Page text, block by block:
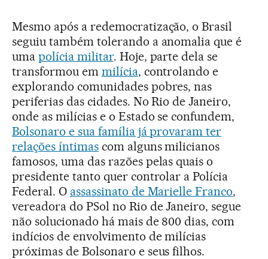
Mesmo após a redemocratização, o Brasil
seguiu também tolerando a anomalia que é
uma polícia militar. Hoje, parte dela se
transformou em milícia, controlando e
explorando comunidades pobres, nas
periferias das cidades. No Rio de Janeiro,
onde as milícias e o Estado se confundem,
Bolsonaro e sua família já provaram ter
relações íntimascom alguns milicianos
famosos, uma das razões pelas quais o
presidente tanto quer controlar a Polícia
Federal. O assassinato de Marielle Franco,
vereadora do PSol no Rio de Janeiro, segue
não solucionado há mais de 800 dias, com
indícios de envolvimento de milícias
próximas de Bolsonaro e seus filhos.